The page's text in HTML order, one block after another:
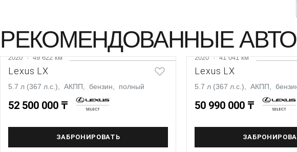
РЕКОМЕНДОВАННЫЕ АВТО
2020·49 622 км
Lexus LX
5.7 л (367 л.с.), АКПП, бензин, полный
52 500 000 ₸
ЗАБРОНИРОВАТЬ
2020·41 041 км
Lexus LX
5.7 л (367 л.с.), АКПП,
50 990 000 ₸